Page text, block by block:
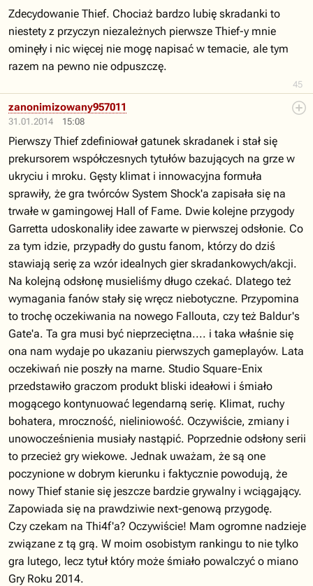
45
Zdecydowanie Thief. Chociaż bardzo lubię skradanki to
niestety z przyczyn niezależnych pierwsze Thief-y mnie
ominęły i nic więcej nie mogę napisać w temacie, ale tym
razem na pewno nie odpuszczę.
31.01.2014 15:08
zanonimizowany957011
Pierwszy Thief zdefiniował gatunek skradanek i stał się
prekursorem współczesnych tytułów bazujących na grze w
ukryciu i mroku. Gęsty klimat i innowacyjna formuła
sprawiły, że gra twórców System Shock'a zapisała się na
trwałe w gamingowej Hall of Fame. Dwie kolejne przygody
Garretta udoskonaliły idee zawarte w pierwszej odsłonie. Co
za tym idzie, przypadły do gustu fanom, którzy do dziś
stawiają serię za wzór idealnych gier skradankowych/akcji.
Na kolejną odsłonę musieliśmy długo czekać. Dlatego też
wymagania fanów stały się wręcz niebotyczne. Przypomina
to trochę oczekiwania na nowego Fallouta, czy też Baldur's
Gate'a. Ta gra musi być nieprzeciętna.... i taka właśnie się
ona nam wydaje po ukazaniu pierwszych gameplayów. Lata
oczekiwań nie poszły na marne. Studio Square-Enix
przedstawiło graczom produkt bliski ideałowi i śmiało
mogącego kontynuować legendarną serię. Klimat, ruchy
bohatera, mroczność, nieliniowość. Oczywiście, zmiany i
unowocześnienia musiały nastąpić. Poprzednie odsłony serii
to przecież gry wiekowe. Jednak uważam, że są one
poczynione w dobrym kierunku i faktycznie powodują, że
nowy Thief stanie się jeszcze bardzie grywalny i wciągający.
Zapowiada się na prawdziwie next-genową przygodę.
Czy czekam na Thi4f'a? Oczywiście! Mam ogromne nadzieje
związane z tą grą. W moim osobistym rankingu to nie tylko
gra lutego, lecz tytuł który może śmiało powalczyć o miano
Gry Roku 2014.